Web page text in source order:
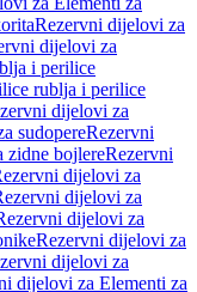
Rezervni dijelovi za
dijelovi za
i perilice
rublja i perilice
dijelovi za
sudopereRezervni
zidne bojlereRezervni
dijelovi za
dijelovi za
dijelovi za
Rezervni dijelovi za
dijelovi za
dijelovi za Elementi za